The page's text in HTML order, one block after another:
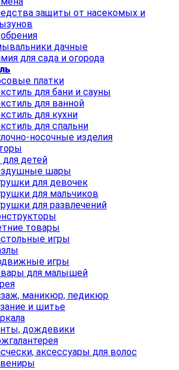
защиты от насекомых и
дачные
для сада и огорода
платки
для бани и сауны
для ванной
для кухни
для спальни
носочные изделия
детей
шары
для девочек
для мальчиков
для развлечений
товары
игры
игры
для малышей
маникюр, педикюр
и шитье
дождевики
аксессуары для волос